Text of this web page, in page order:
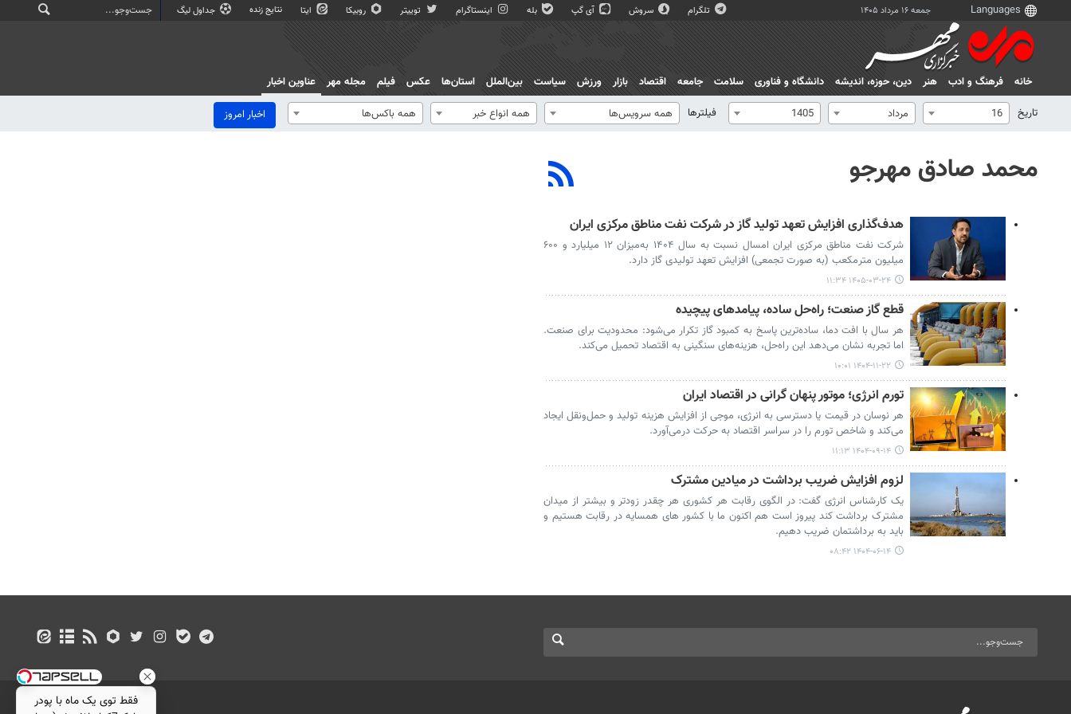
جمعه ۱۶ مرداد ۱۴۰۵ تلگرام سروش آی گپ بله اینستاگرام توییتر روبیکا ایتا نتایج زنده جداول لیگ
خانه فرهنگ و ادب هنر دين، حوزه، انديشه دانشگاه و فناوری سلامت جامعه اقتصاد بازار ورزش سیاست بین‌الملل استان‌ها عکس فیلم مجله مهر
عناوین اخبار
تاریخ
16 مرداد 1405 فیلترها همه سرویس‌ها همه انواع خبر همه باکس‌ها اخبار امروز
محمد صادق مهرجو
هدف‌گذاری افزایش تعهد تولید گاز در شرکت نفت مناطق مرکزی ایران
شرکت نفت مناطق مرکزی ایران امسال نسبت به سال ۱۴۰۴ به‌میزان ۱۲ میلیارد و ۶۰۰
میلیون مترمکعب (به صورت تجمعی) افزایش تعهد تولیدی گاز دارد.
۱۴۰۵-۰۳-۲۴ ۱۱:۳۴
قطع گاز صنعت؛ راه‌حل ساده، پیامدهای پیچیده
هر سال با افت دما، ساده‌ترین پاسخ به کمبود گاز تکرار می‌شود: محدودیت برای صنعت.
اما تجربه نشان می‌دهد این راه‌حل، هزینه‌های سنگینی به اقتصاد تحمیل می‌کند.
۱۴۰۴-۱۱-۲۲ ۱۰:۰۱
تورم انرژی؛ موتور پنهان گرانی در اقتصاد ایران
هر نوسان در قیمت یا دسترسی به انرژی، موجی از افزایش هزینه تولید و حمل‌ونقل ایجاد
می‌کند و شاخص تورم را در سراسر اقتصاد به حرکت درمی‌آورد.
۱۴۰۴-۰۹-۱۴ ۱۱:۱۳
لزوم افزایش ضریب برداشت در میادین مشترک
یک کارشناس انرژی گفت: در الگوی رقابت هر کشوری هر چقدر زودتر و بیشتر از میدان
مشترک برداشت کند پیروز است هم اکنون ما با کشور های همسایه در رقابت هستیم و
باید به برداشتمان ضریب دهیم.
۱۴۰۴-۰۶-۱۴ ۰۸:۴۲
فقط توی یک ماه با پودر